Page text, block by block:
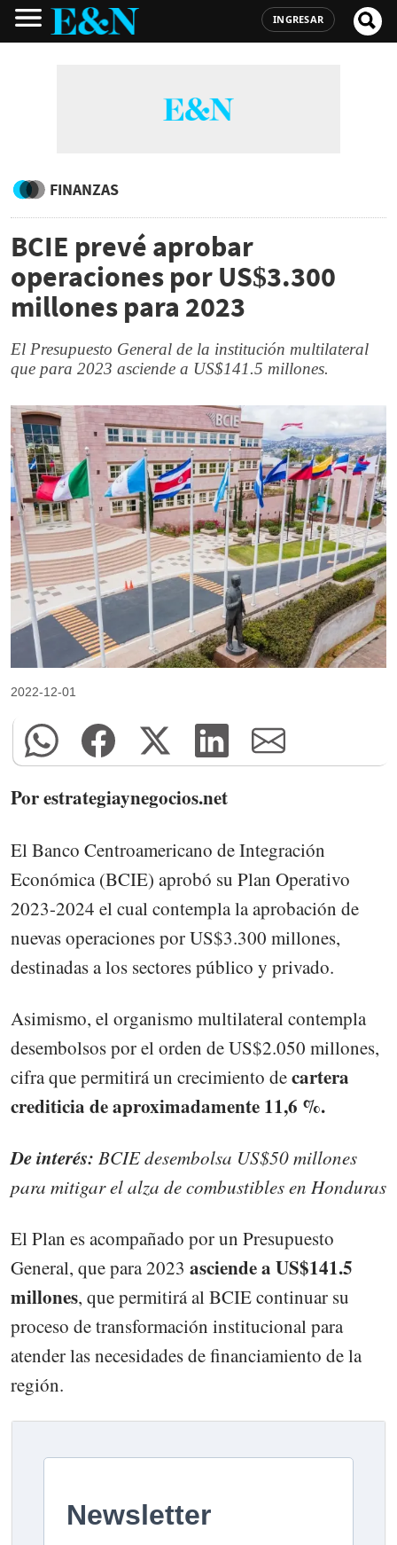
INGRESAR
FINANZAS
BCIE prevé aprobar
operaciones por US$3.300
millones para 2023
El Presupuesto General de la institución multilateral
que para 2023 asciende a US$141.5 millones.
2022-12-01
Por estrategiaynegocios.net
El Banco Centroamericano de Integración
Económica (BCIE) aprobó su Plan Operativo
2023-2024 el cual contempla la aprobación de
nuevas operaciones por US$3.300 millones,
destinadas a los sectores público y privado.
Asimismo, el organismo multilateral contempla
desembolsos por el orden de US$2.050 millones,
cifra que permitirá un crecimiento decartera
crediticia de aproximadamente 11,6 %.
De interés: BCIE desembolsa US$50 millones
para mitigar el alza de combustibles en Honduras
El Plan es acompañado por un Presupuesto
General, que para 2023 asciende a US$141.5
millones, que permitirá al BCIE continuar su
proceso de transformación institucional para
atender las necesidades de financiamiento de la
región.